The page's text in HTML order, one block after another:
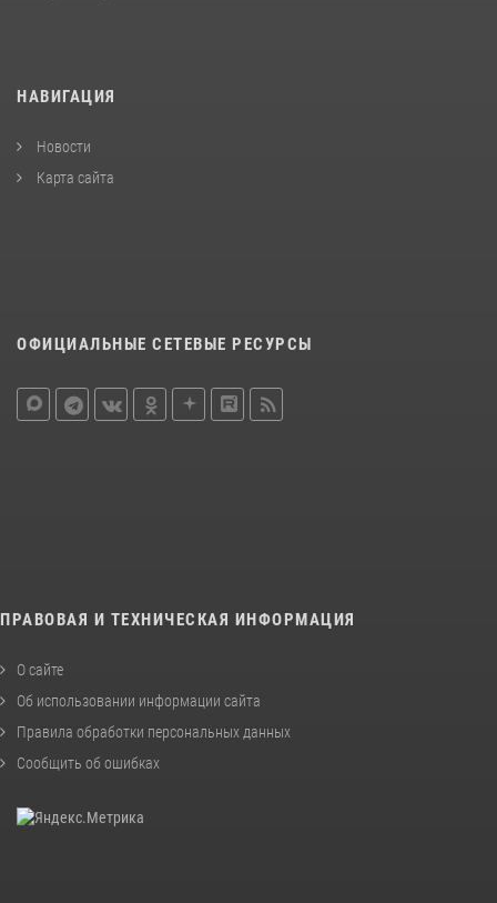
НАВИГАЦИЯ
Новости
Карта сайта
ОФИЦИАЛЬНЫЕ СЕТЕВЫЕ РЕСУРСЫ
ПРАВОВАЯ И ТЕХНИЧЕСКАЯ ИНФОРМАЦИЯ
О сайте
Об использовании информации сайта
Правила обработки персональных данных
Сообщить об ошибках